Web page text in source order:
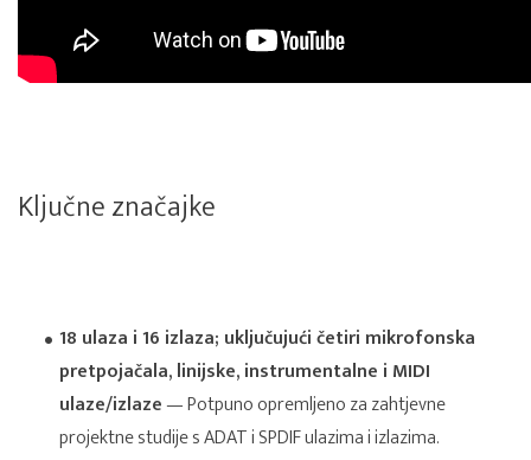
Ključne značajke
18 ulaza i 16 izlaza; uključujući četiri mikrofonska
pretpojačala, linijske, instrumentalne i MIDI
ulaze/izlaze— Potpuno opremljeno za zahtjevne
projektne studije s ADAT i SPDIF ulazima i izlazima.